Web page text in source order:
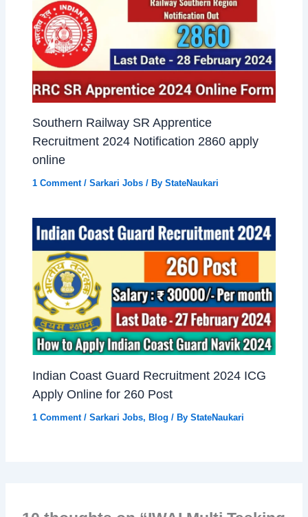
Southern Railway SR Apprentice
Recruitment 2024 Notification 2860 apply
online
1 Comment /Sarkari Jobs / ByStateNaukari
Indian Coast Guard Recruitment 2024 ICG
Apply Online for 260 Post
1 Comment /Sarkari Jobs, Blog / ByStateNaukari